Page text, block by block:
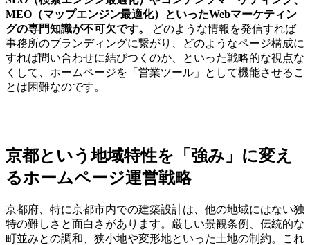
MEO（マップエンジン最適化）といったWebマーケティン
グの専門知識が不可欠です。
どのような情報を発信すれば
事務所のブランディングに繋がり、どのようなページ構成に
すれば問い合わせに結びつくのか、といった戦略的な視点な
くして、ホームページを「営業ツール」として機能させるこ
とは困難なのです。
京都という地域特性を「強み」に変え
るホームページ運営戦略
京都府、特に京都市内での建築設計は、他の地域にはない独
特の難しさと面白さがあります。厳しい景観条例、伝統的な
町並みとの調和、狭小地や変形地といった土地の制約。これ